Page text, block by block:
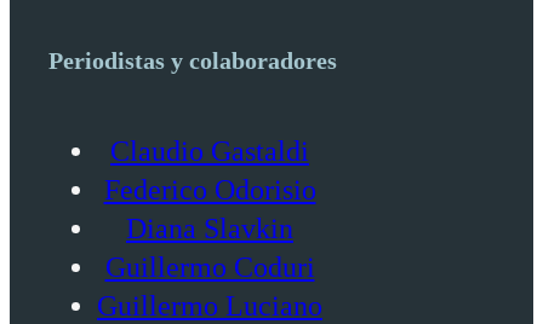
Periodistas y colaboradores
Claudio Gastaldi
Federico Odorisio
Diana Slavkin
Guillermo Coduri
Guillermo Luciano